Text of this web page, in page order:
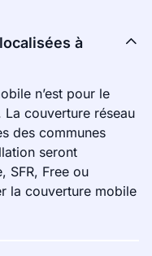
à
n’est pour le
La couverture réseau
des communes
seront
SFR, Free ou
la couverture mobile